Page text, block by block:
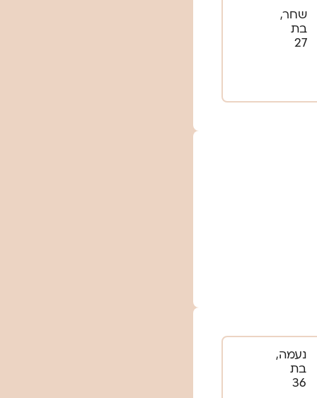
שחר,
בת
27
נעמה,
בת
36